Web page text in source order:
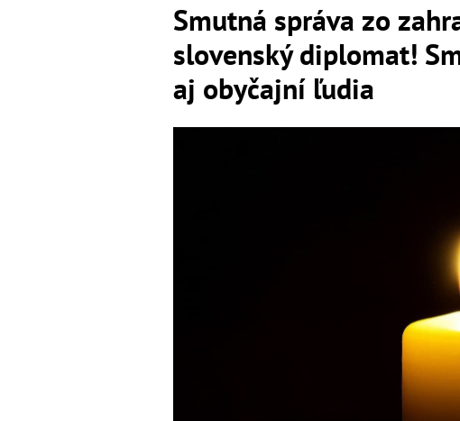
Smutná správa zo
slovenský diplomat!
aj obyčajní ľudia